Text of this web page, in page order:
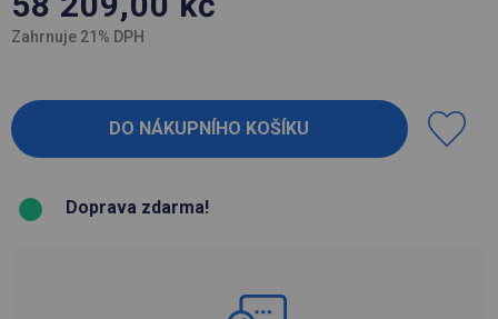
Zahrnuje 21% DPH
Doprava zdarma!